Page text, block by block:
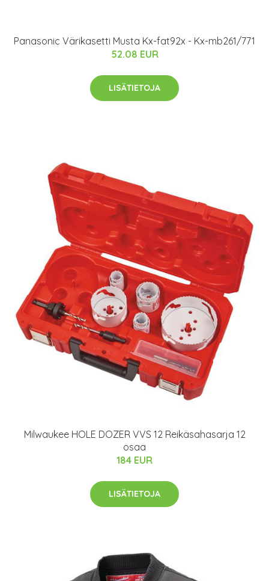
Panasonic Värikasetti Musta Kx-fat92x - Kx-mb261/771
52.08 EUR
LISÄTIETOJA
Milwaukee HOLE DOZER VVS 12 Reikäsahasarja 12
osaa
184 EUR
LISÄTIETOJA